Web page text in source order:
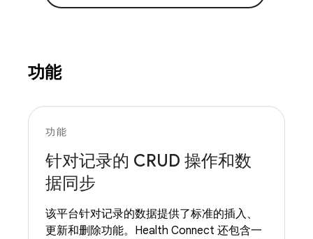
功能
功能
针对记录的 CRUD 操作和数
据同步
该平台针对记录的数据提供了标准的插入、
更新和删除功能。Health Connect 还包含一